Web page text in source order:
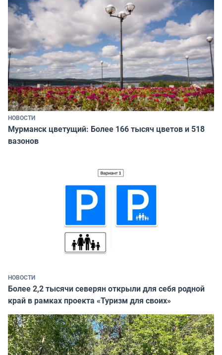
НОВОСТИ
Мурманск цветущий: Более 166 тысяч цветов и 518
вазонов
НОВОСТИ
Более 2,2 тысячи северян открыли для себя родной
край в рамках проекта «Туризм для своих»